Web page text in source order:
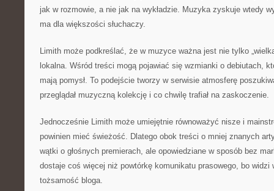
jak w rozmowie, a nie jak na wykładzie. Muzyka zyskuje wtedy
ma dla większości słuchaczy.
Limith może podkreślać, że w muzyce ważna jest nie tylko
lokalna. Wśród treści mogą pojawiać się wzmianki o debiutach,
mają pomysł. To podejście tworzy w serwisie atmosferę
przeglądał muzyczną kolekcję i co chwilę trafiał na zaskoczenie.
Jednocześnie Limith może umiejętnie równoważyć nisze i
powinien mieć świeżość. Dlatego obok treści o mniej znanych
wątki o głośnych premierach, ale opowiedziane w sposób bez
dostaje coś więcej niż powtórkę komunikatu prasowego, bo widzi
tożsamość bloga.